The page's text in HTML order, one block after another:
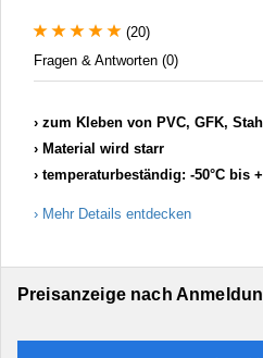
(20)
Fragen & Antworten (0)
zum Kleben von PVC, GFK,
Material wird starr
temperaturbeständig: -50°C bis
Mehr Details entdecken
Preisanzeige nach